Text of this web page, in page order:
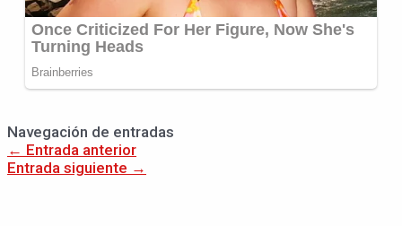
Navegación de entradas
← Entrada anterior
Entrada siguiente →